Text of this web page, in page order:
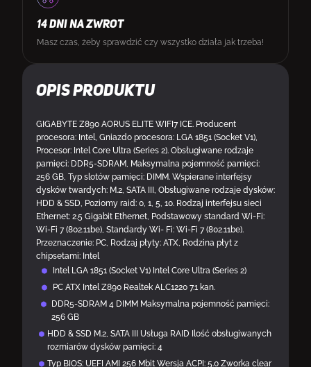
Opis produktu
GIGABYTE Z890 AORUS ELITE WIFI7 ICE. Producent
procesora: Intel, Gniazdo procesora: LGA 1851 (Socket V1),
Procesor: Intel Core Ultra (Series 2). Obsługiwane rodzaje
pamięci: DDR5-SDRAM, Maksymalna pojemność pamięci:
256 GB, Typ slotów pamięci: DIMM. Wspierane interfejsy
dysków twardych: M.2, SATA III, Obsługiwane rodzaje dysków:
HDD & SSD, Poziomy raid: 0, 1, 5, 10. Rodzaj interfejsu sieci
Ethernet: 2.5 Gigabit Ethernet, Podstawowy standard Wi-Fi:
Wi-Fi 7 (802.11be), Standardy Wi- Fi: Wi-Fi 7 (802.11be).
Przeznaczenie: PC, Rodzaj płyty: ATX, Rodzina płyt z
chipsetami: Intel
Intel LGA 1851 (Socket V1) Intel Core Ultra (Series 2)
PC ATX Intel Z890 Realtek ALC1220 7.1 kan.
DDR5-SDRAM 4 DIMM Maksymalna pojemność pamięci:
256 GB
HDD & SSD M.2, SATA III Usługa RAID Ilość obsługiwanych
rozmiarów dysków pamięci: 4
Typ BIOS: UEFI AMI 256 Mbit Wersja ACPI: 5.0 Zworka clear
14 DNI NA ZWROT
Masz czas, żeby sprawdzić czy wszystko działa jak trzeba!